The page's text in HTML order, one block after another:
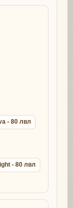
- 80 лвл
- 80 лвл